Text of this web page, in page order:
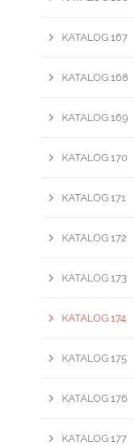
KATALOG 167
KATALOG 168
KATALOG 169
KATALOG 170
KATALOG 171
KATALOG 172
KATALOG 173
KATALOG 174
KATALOG 175
KATALOG 176
KATALOG 177